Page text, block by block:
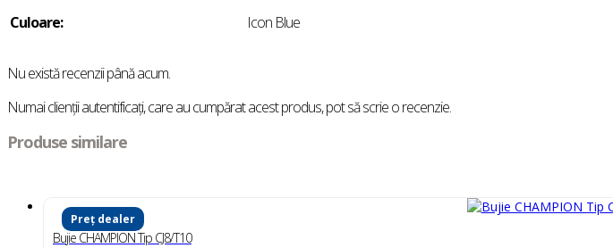
Culoare: Icon Blue
Nu există recenzii până acum.
Numai clienții autentificați, care au cumpărat acest produs, pot să scrie o recenzie.
Produse similare
Preț dealer
Bujie CHAMPION Tip CJ8/T10